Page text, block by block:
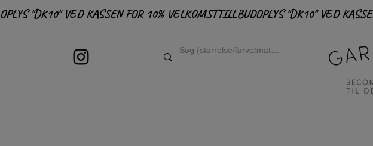
OPLYS "DK10" VED KASSEN FOR 10% VELKOMSTTILLBUD